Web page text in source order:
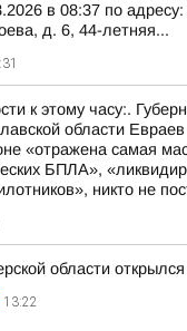
в 08:37 по адресу:
д. 6, 44-летняя...
к этому часу:.
области
«отражена самая
БПЛА»,
никто не
области
13:22